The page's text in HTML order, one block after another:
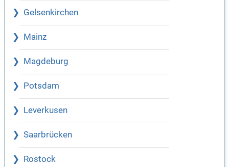
Gelsenkirchen
Mainz
Magdeburg
Potsdam
Leverkusen
Saarbrücken
Rostock